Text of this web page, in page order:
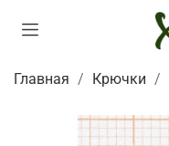
Главная Крючки